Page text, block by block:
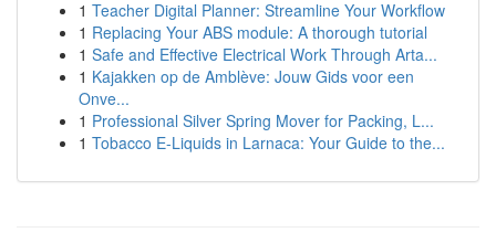
1 Teacher Digital Planner: Streamline Your Workflow
1 Replacing Your ABS module: A thorough tutorial
1 Safe and Effective Electrical Work Through Arta...
1 Kajakken op de Amblève: Jouw Gids voor een
Onve...
1 Professional Silver Spring Mover for Packing, L...
1 Tobacco E-Liquids in Larnaca: Your Guide to the...